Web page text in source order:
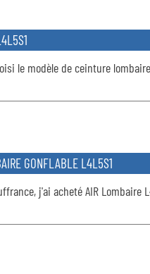
le modèle de ceinture lombaire
GONFLABLE L4L5S1
j'ai acheté AIR Lombaire